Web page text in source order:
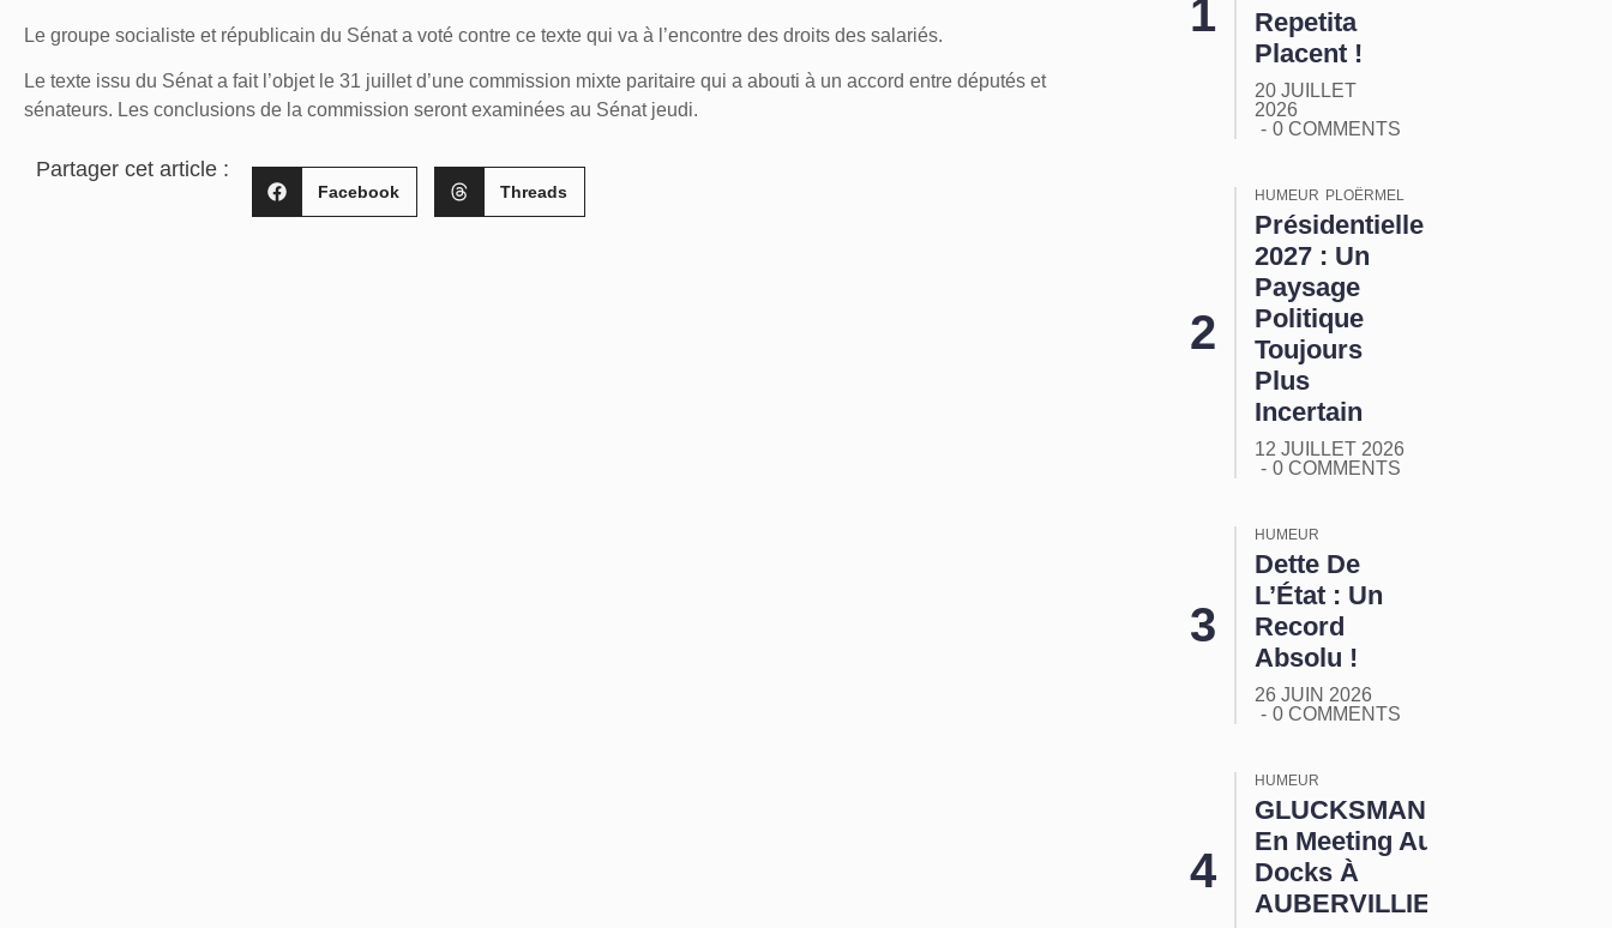
Le groupe socialiste et républicain du Sénat a voté contre ce texte qui va à l’encontre des droits des salariés.
Le texte issu du Sénat a fait l’objet le 31 juillet d’une commission mixte paritaire qui a abouti à un accord entre députés et
sénateurs. Les conclusions de la commission seront examinées au Sénat jeudi.
Partager cet article :
Facebook Threads
Repetita
Placent !
20 JUILLET
2026
0 COMMENTS
HUMEUR PLOËRMEL
Présidentielle
2027 : Un
Paysage
Politique
Toujours
Plus
Incertain
12 JUILLET 2026
0 COMMENTS
HUMEUR
Dette De
L’État : Un
Record
Absolu !
26 JUIN 2026
0 COMMENTS
HUMEUR
GLUCKSMANN
En Meeting Aux
Docks À
AUBERVILLIERS